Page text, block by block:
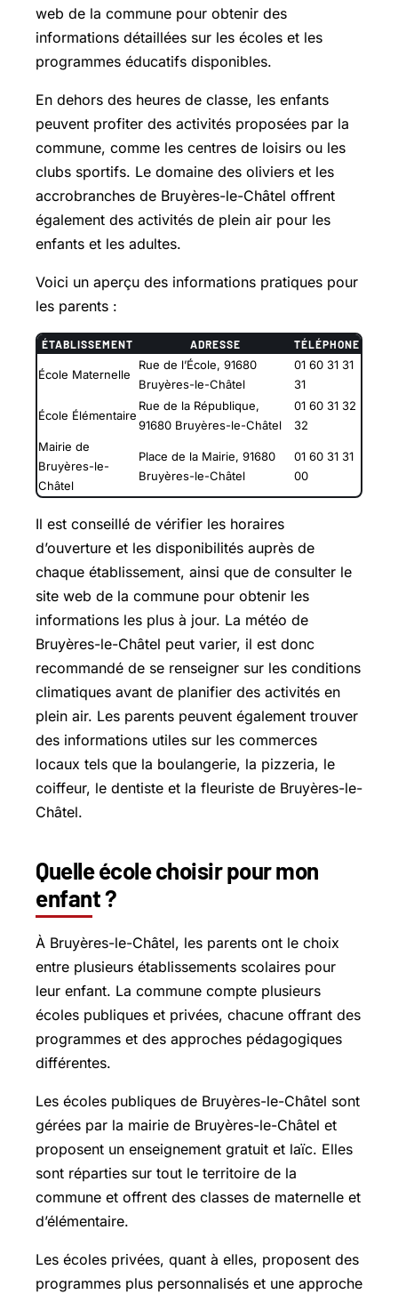
web de la commune pour obtenir des
informations détaillées sur les écoles et les
programmes éducatifs disponibles.
En dehors des heures de classe, les enfants
peuvent profiter des activités proposées par la
commune, comme les centres de loisirs ou les
clubs sportifs. Le domaine des oliviers et les
accrobranches de Bruyères-le-Châtel offrent
également des activités de plein air pour les
enfants et les adultes.
Voici un aperçu des informations pratiques pour
les parents :
ÉTABLISSEMENT ADRESSE TÉLÉPHONE
École Maternelle
Rue de l’École, 91680
Bruyères-le-Châtel
01 60 31 31
31
École Élémentaire
Rue de la République,
91680 Bruyères-le-Châtel
01 60 31 32
32
Mairie de
Bruyères-le-
Châtel
Place de la Mairie, 91680
Bruyères-le-Châtel
01 60 31 31
00
Il est conseillé de vérifier les horaires
d’ouverture et les disponibilités auprès de
chaque établissement, ainsi que de consulter le
site web de la commune pour obtenir les
informations les plus à jour. La météo de
Bruyères-le-Châtel peut varier, il est donc
recommandé de se renseigner sur les conditions
climatiques avant de planifier des activités en
plein air. Les parents peuvent également trouver
des informations utiles sur les commerces
locaux tels que la boulangerie, la pizzeria, le
coiffeur, le dentiste et la fleuriste de Bruyères-le-
Châtel.
Quelle école choisir pour mon
enfant ?
À Bruyères-le-Châtel, les parents ont le choix
entre plusieurs établissements scolaires pour
leur enfant. La commune compte plusieurs
écoles publiques et privées, chacune offrant des
programmes et des approches pédagogiques
différentes.
Les écoles publiques de Bruyères-le-Châtel sont
gérées par la mairie de Bruyères-le-Châtel et
proposent un enseignement gratuit et laïc. Elles
sont réparties sur tout le territoire de la
commune et offrent des classes de maternelle et
d’élémentaire.
Les écoles privées, quant à elles, proposent des
programmes plus personnalisés et une approche